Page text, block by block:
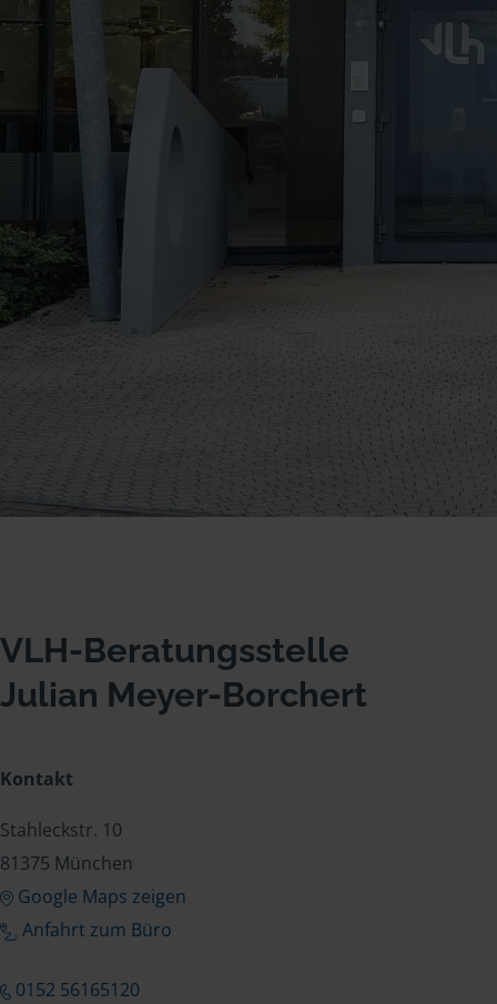
VLH-Beratungsstelle
Julian Meyer-Borchert
Kontakt
Stahleckstr. 10
81375 München
Google Maps zeigen
Anfahrt zum Büro
0152 56165120